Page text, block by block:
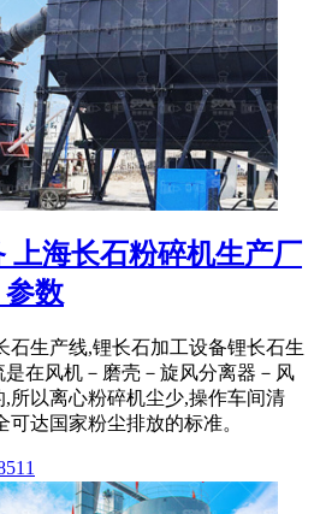
上海长石粉碎机生产厂
数
石生产线,锂长石加工设备锂长石生
在风机－磨壳－旋风分离器－风
所以离心粉碎机尘少,操作车间清
达国家粉尘排放的标准。